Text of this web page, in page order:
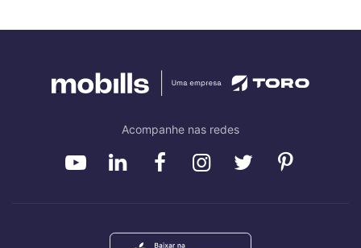
Acompanhe nas redes